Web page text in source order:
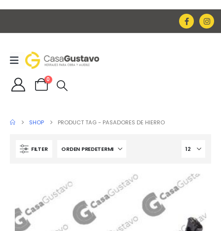
0
SHOP PRODUCT TAG - PASADORES DE HIERRO
FILTER